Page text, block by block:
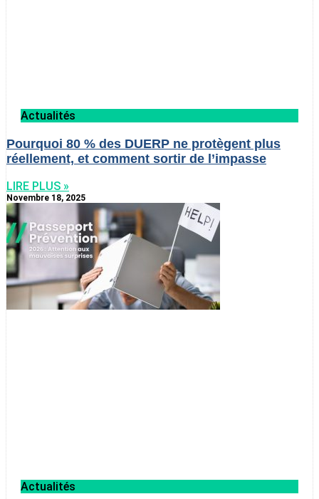
Actualités
Pourquoi 80 % des DUERP ne protègent plus
réellement, et comment sortir de l’impasse
LIRE PLUS »
Novembre 18, 2025
Actualités